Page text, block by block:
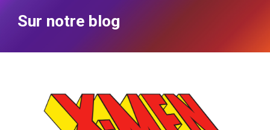
Sur notre blog